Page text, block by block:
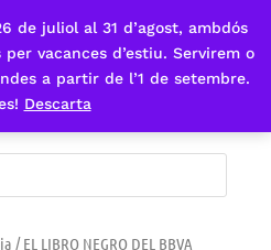
de juliol al 31 d’agost, ambdós
vacances d’estiu. Servirem o
a partir de l’1 de setembre.
Descarta
/ EL LIBRO NEGRO DEL BBVA